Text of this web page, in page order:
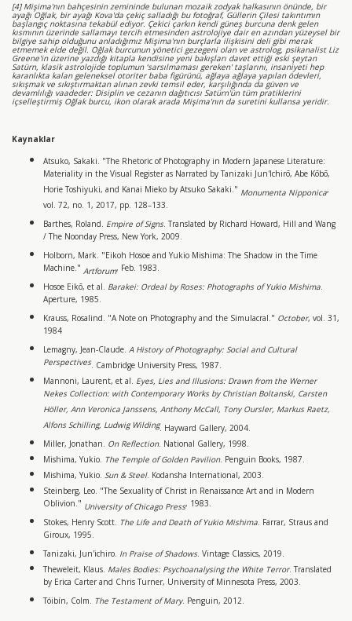
[4] Mişima'nın bahçesinin zemininde bulunan mozaik zodyak halkasının önünde, bir
ayağı Oğlak, bir ayağı Kova'da çekiç salladığı bu fotoğraf, Güllerin Çilesi takıntımın
başlangıç noktasına tekabül ediyor. Çekici çarkın kendi güneş burcuna denk gelen
kısmının üzerinde sallamayı tercih etmesinden astrolojiye dair en azından yüzeysel bir
bilgiye sahip olduğunu anladığımız Mişima'nın burçlarla ilişkisini deli gibi merak
etmemek elde değil. Oğlak burcunun yönetici gezegeni olan ve astrolog, psikanalist Liz
Greene'in üzerine yazdığı kitapla kendisine yeni bakışları davet ettiği eski şeytan
Satürn, klasik astrolojide toplumun ‘sarsılmaması gereken' taşlarını, insaniyeti hep
karanlıkta kalan geleneksel otoriter baba figürünü, ağlaya ağlaya yapılan ödevleri,
sıkışmak ve sıkıştırmaktan alınan zevki temsil eder, karşılığında da güven ve
devamlılığı vaadeder: Disiplin ve cezanın dağıtıcısı Satürn'ün tüm pratiklerini
içselleştirmiş Oğlak burcu, ikon olarak arada Mişima'nın da suretini kullansa yeridir.
Kaynaklar
Atsuko, Sakaki. "The Rhetoric of Photography in Modern Japanese Literature:
Materiality in the Visual Register as Narrated by Tanizaki Jun'Ichirō, Abe Kōbō,
Horie Toshiyuki, and Kanai Mieko by Atsuko Sakaki." Monumenta Nipponica,
vol. 72, no. 1, 2017, pp. 128–133.
Barthes, Roland. Empire of Signs. Translated by Richard Howard, Hill and Wang
/ The Noonday Press, New York, 2009.
Holborn, Mark. "Eikoh Hosoe and Yukio Mishima: The Shadow in the Time
Machine." Artforum, Feb. 1983.
Hosoe Eikō, et al. Barakei: Ordeal by Roses: Photographs of Yukio Mishima.
Aperture, 1985.
Krauss, Rosalind. "A Note on Photography and the Simulacral." October, vol. 31,
1984
Lemagny, Jean-Claude. A History of Photography: Social and Cultural
Perspectives. Cambridge University Press, 1987.
Mannoni, Laurent, et al. Eyes, Lies and Illusions: Drawn from the Werner
Nekes Collection: with Contemporary Works by Christian Boltanski, Carsten
Höller, Ann Veronica Janssens, Anthony McCall, Tony Oursler, Markus Raetz,
Alfons Schilling, Ludwig Wilding. Hayward Gallery, 2004.
Miller, Jonathan. On Reflection. National Gallery, 1998.
Mishima, Yukio. The Temple of Golden Pavilion. Penguin Books, 1987.
Mishima, Yukio. Sun & Steel. Kodansha International, 2003.
Steinberg, Leo. "The Sexuality of Christ in Renaissance Art and in Modern
Oblivion." University of Chicago Press, 1983.
Stokes, Henry Scott. The Life and Death of Yukio Mishima. Farrar, Straus and
Giroux, 1995.
Tanizaki, Jun'ichiro. In Praise of Shadows. Vintage Classics, 2019.
Theweleit, Klaus. Males Bodies: Psychoanalysing the White Terror. Translated
by Erica Carter and Chris Turner, University of Minnesota Press, 2003.
Tóibín, Colm. The Testament of Mary. Penguin, 2012.